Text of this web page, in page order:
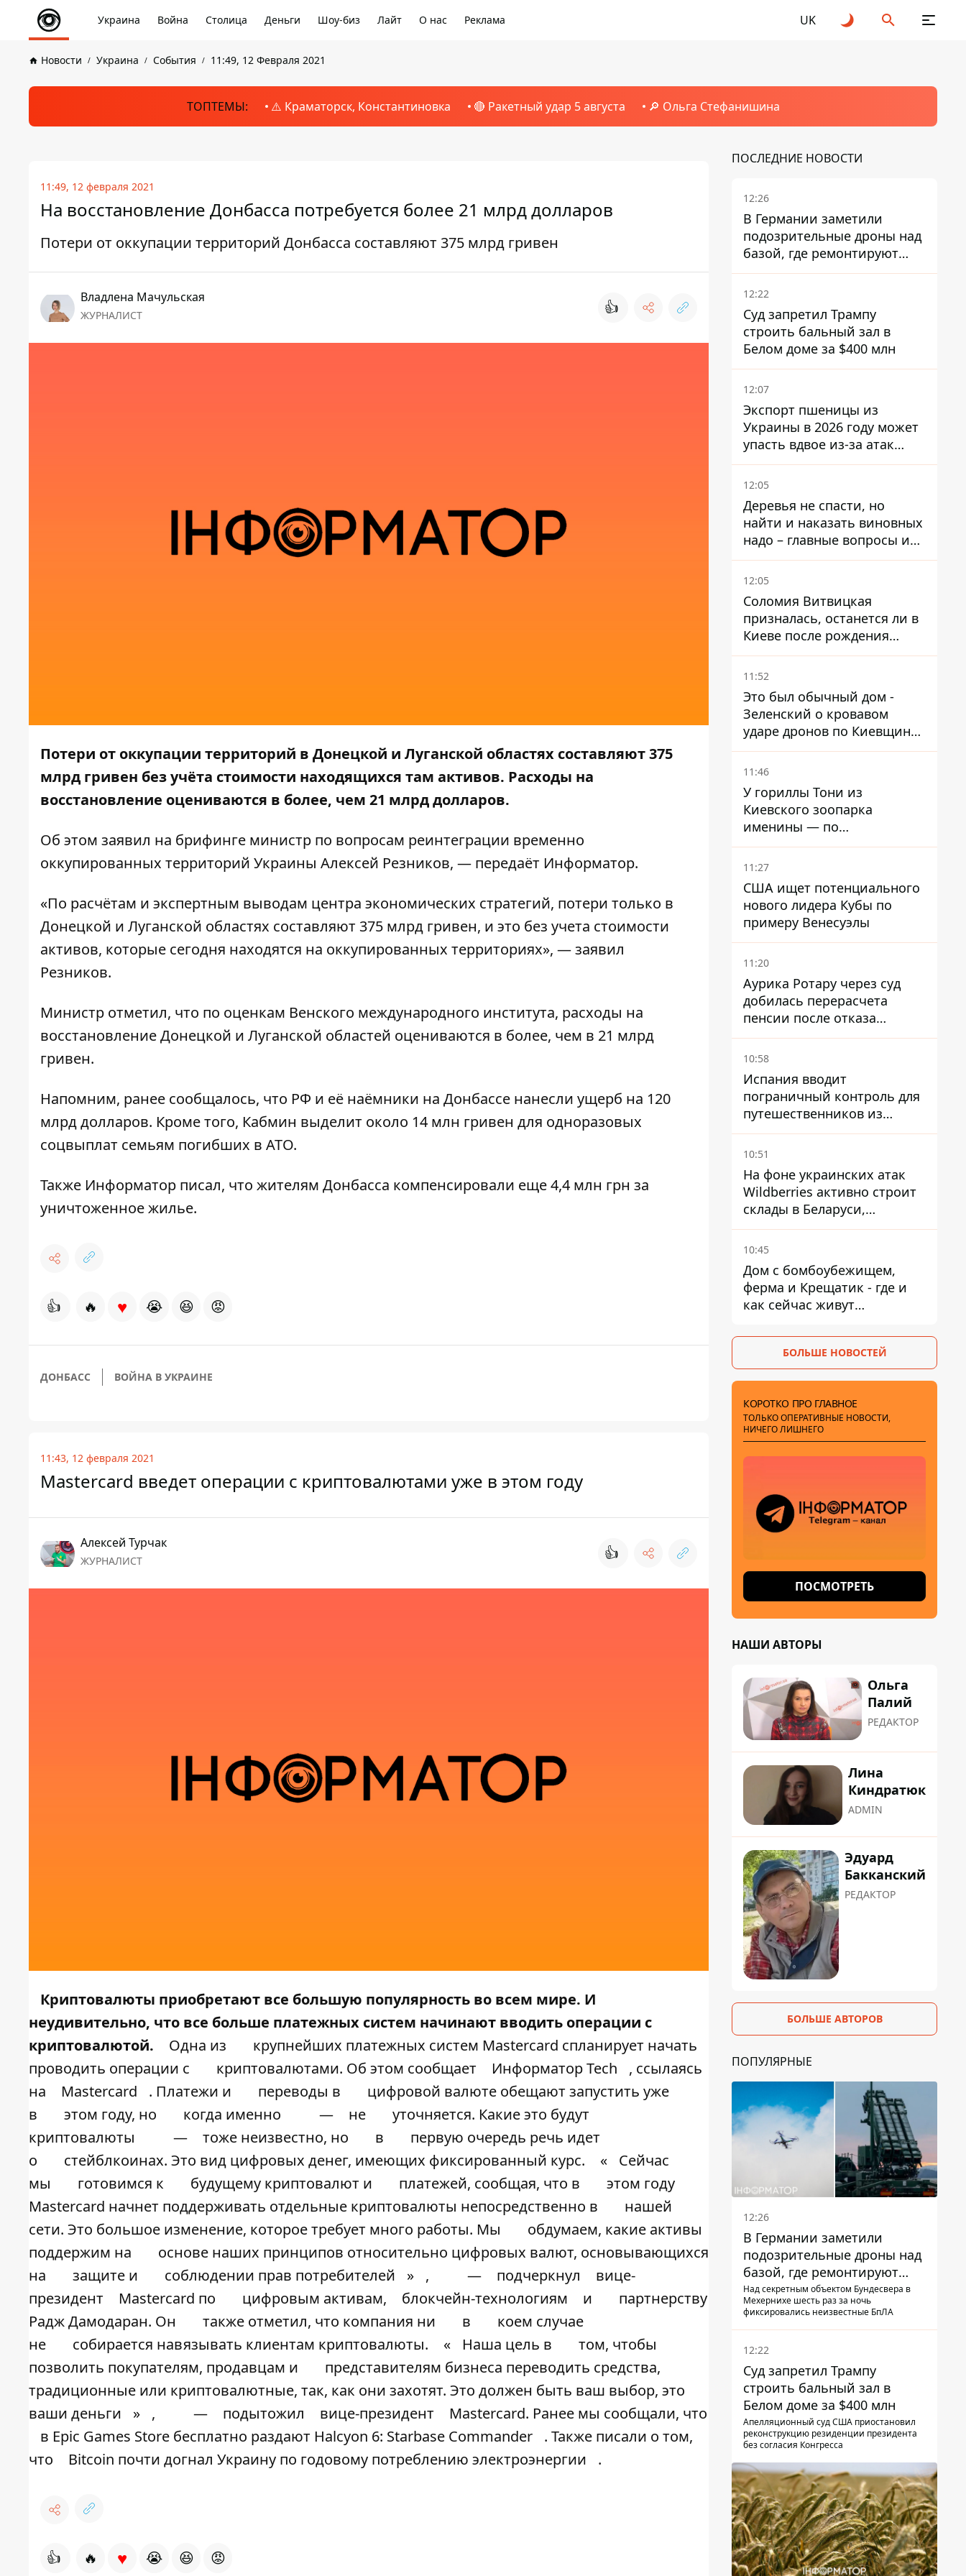
Украина Война Столица Деньги Шоу-биз Лайт О нас Реклама UK
Новости Украина События 11:49, 12 Февраля 2021
ТОПТЕМЫ: ⚠️ Краматорск, Константиновка 🔴 Ракетный удар 5 августа 🔎 Ольга Стефанишина
11:49, 12 февраля 2021
На восстановление Донбасса потребуется более 21 млрд долларов
Потери от оккупации территорий Донбасса составляют 375 млрд гривен
Владлена Мачульская
ЖУРНАЛИСТ 👍
Потери от оккупации территорий в Донецкой и Луганской областях составляют 375
млрд гривен без учёта стоимости находящихся там активов. Расходы на
восстановление оцениваются в более, чем 21 млрд долларов.
Об этом заявил на брифинге министр по вопросам реинтеграции временно
оккупированных территорий Украины Алексей Резников, — передаёт Информатор.
«По расчётам и экспертным выводам центра экономических стратегий, потери только в
Донецкой и Луганской областях составляют 375 млрд гривен, и это без учета стоимости
активов, которые сегодня находятся на оккупированных территориях», — заявил
Резников.
Министр отметил, что по оценкам Венского международного института, расходы на
восстановление Донецкой и Луганской областей оцениваются в более, чем в 21 млрд
гривен.
Напомним, ранее сообщалось, что РФ и её наёмники на Донбассе нанесли ущерб на 120
млрд долларов. Кроме того, Кабмин выделит около 14 млн гривен для одноразовых
соцвыплат семьям погибших в АТО.
Также Информатор писал, что жителям Донбасса компенсировали еще 4,4 млн грн за
уничтоженное жилье.
👍 🔥 ♥ 😭 😆 😡
ДОНБАСС ВОЙНА В УКРАИНЕ
11:43, 12 февраля 2021
Mastercard введет операции с криптовалютами уже в этом году
Алексей Турчак
ЖУРНАЛИСТ 👍
Криптовалюты приобретают все большую популярность во всем мире. И
неудивительно, что все больше платежных систем начинают вводить операции с
криптовалютой.
Одна из
крупнейших платежных систем Mastercard спланирует начать
проводить операции с
криптовалютами. Об этом сообщает Информатор Tech
, ссылаясь
на
Mastercard . Платежи и переводы в
цифровой валюте обещают запустить уже
в
этом году, но когда именно — не
уточняется. Какие это будут
криптовалюты
— тоже неизвестно, но в
первую очередь речь идет
о
стейблкоинах. Это вид цифровых денег, имеющих фиксированный курс. «
Сейчас
мы
готовимся к будущему криптовалют и платежей, сообщая, что в
этом году
Mastercard начнет поддерживать отдельные криптовалюты непосредственно в
нашей
сети. Это большое изменение, которое требует много работы. Мы
обдумаем, какие активы
поддержим на
основе наших принципов относительно цифровых валют, основывающихся
на
защите и соблюдении прав потребителей » , — подчеркнул
вице-
президент
Mastercard по цифровым активам, блокчейн-технологиям и
партнерству
Радж Дамодаран. Он
также отметил, что компания ни в
коем случае
не
собирается навязывать клиентам криптовалюты. « Наша цель в
том, чтобы
позволить покупателям, продавцам и
представителям бизнеса переводить средства,
традиционные или криптовалютные, так, как они захотят. Это должен быть ваш выбор, это
ваши деньги
» , — подытожил вице-президент
Mastercard. Ранее мы сообщали, что
в Epic Games Store бесплатно раздают Halcyon 6: Starbase Commander
. Также писали о том,
что
Bitcoin почти догнал Украину по годовому потреблению электроэнергии .
👍 🔥 ♥ 😭 😆 😡
ПОСЛЕДНИЕ НОВОСТИ
12:26
В Германии заметили
подозрительные дроны над
базой, где ремонтируют
Patriot - СМИ
12:22
Суд запретил Трампу
строить бальный зал в
Белом доме за $400 млн
12:07
Экспорт пшеницы из
Украины в 2026 году может
упасть вдвое из-за атак
россиян по портам
12:05
Деревья не спасти, но
найти и наказать виновных
надо – главные вопросы и
выводы из конфликта на
Теремках
12:05
Соломия Витвицкая
призналась, останется ли в
Киеве после рождения
ребенка
11:52
Это был обычный дом -
Зеленский о кровавом
ударе дронов по Киевщине,
где погибли дедушка,
бабушка и их малолетний
11:46
У гориллы Тони из
Киевского зоопарка
именины — по
человеческим меркам ему
уже больше 90 лет
11:27
США ищет потенциального
нового лидера Кубы по
примеру Венесуэлы
11:20
Аурика Ротару через суд
добилась перерасчета
пенсии после отказа
Пенсионного фонда
10:58
Испания вводит
пограничный контроль для
путешественников из
Италии из-за
миграционного конфликта
10:51
На фоне украинских атак
Wildberries активно строит
склады в Беларуси,
Казахстане, Узбекистане
10:45
Дом с бомбоубежищем,
ферма и Крещатик - где и
как сейчас живут
БОЛЬШЕ НОВОСТЕЙ
КОРОТКО ПРО ГЛАВНОЕ
ТОЛЬКО ОПЕРАТИВНЫЕ НОВОСТИ,
НИЧЕГО ЛИШНЕГО
ПОСМОТРЕТЬ
НАШИ АВТОРЫ
Ольга
Палий
РЕДАКТОР
Лина
Киндратюк
ADMIN
Эдуард
Бакканский
РЕДАКТОР
БОЛЬШЕ АВТОРОВ
ПОПУЛЯРНЫЕ
12:26
В Германии заметили
подозрительные дроны над
базой, где ремонтируют
Patriot - СМИ
Над секретным объектом Бундесвера в
Мехернихе шесть раз за ночь
фиксировались неизвестные БпЛА
12:22
Суд запретил Трампу
строить бальный зал в
Белом доме за $400 млн
Апелляционный суд США приостановил
реконструкцию резиденции президента
без согласия Конгресса